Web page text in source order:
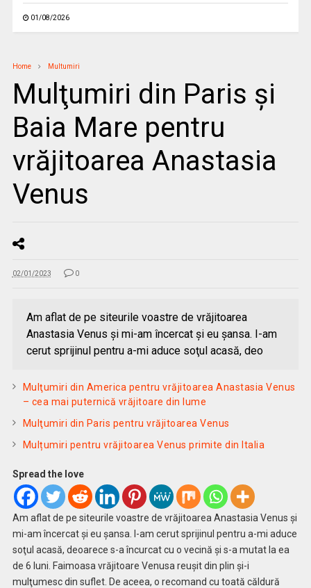
01/08/2026
Home Multumiri
Mulţumiri din Paris și
Baia Mare pentru
vrăjitoarea Anastasia
Venus
02/01/2023 0
Am aflat de pe siteurile voastre de vrăjitoarea
Anastasia Venus şi mi-am încercat şi eu şansa. I-am
cerut sprijinul pentru a-mi aduce soţul acasă, deo
Mulţumiri din America pentru vrăjitoarea Anastasia Venus
– cea mai puternică vrăjitoare din lume
Mulţumiri din Paris pentru vrăjitoarea Venus
Mulțumiri pentru vrăjitoarea Venus primite din Italia
Spread the love
Am aflat de pe siteurile voastre de vrăjitoarea Anastasia Venus şi
mi-am încercat şi eu şansa. I-am cerut sprijinul pentru a-mi aduce
soţul acasă, deoarece s-a încurcat cu o vecină şi s-a mutat la ea
de 6 luni. Faimoasa vrăjitoare Venusa reuşit din plin şi-i
mulţumesc din suflet. De aceea, o recomand cu toată căldură